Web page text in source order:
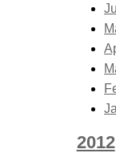
2012